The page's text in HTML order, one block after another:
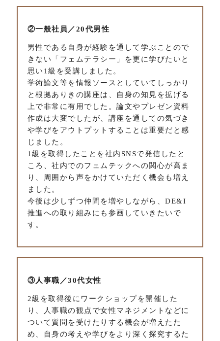
②一般社員／20代男性
男性である自身が経験を通して学ぶことので
きない「フェムテラシー」を更に学びたいと
思い1級を受講しました。
学術論文等を情報ソースとしていてしっかり
と根拠ありきの講座は、自身の知見を拡げる
上で非常に有用でした。論文やプレゼン資料
作成は大変でしたが、講座を通しての気づき
や学びをアウトプットすることは重要だと感
じました。
1級を取得したことを社内SNSで発信したと
ころ、社内でのフェムテックへの関心が高ま
り、周囲から声をかけていただく機会も増え
ました。
今後は少しずつ仲間を増やしながら、DE&I
推進への取り組みにも参画していきたいで
す。
③人事職／30代女性
2級を取得後にワークショップを開催した
り、人事職の観点で女性マネジメントなどに
ついて質問を受けたりする機会が増えたた
め、自身の考えや学びをより深く探究するた